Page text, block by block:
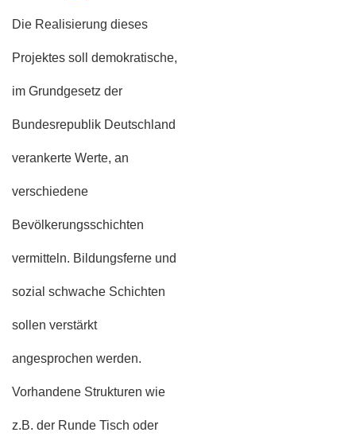
Die Realisierung dieses
Projektes soll demokratische,
im Grundgesetz der
Bundesrepublik Deutschland
verankerte Werte, an
verschiedene
Bevölkerungsschichten
vermitteln. Bildungsferne und
sozial schwache Schichten
sollen verstärkt
angesprochen werden.
Vorhandene Strukturen wie
z.B. der Runde Tisch oder